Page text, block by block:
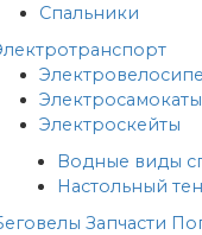
Спальники
Электросамокаты
Электроскейты
Водные виды
Настольный
Запчасти